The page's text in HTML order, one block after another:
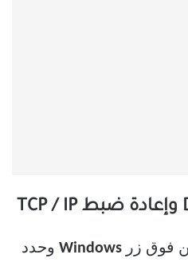
Windows وحدد